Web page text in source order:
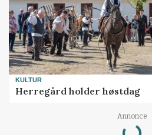
KULTUR
Herregård holder høstdag
Annonce
Loading...